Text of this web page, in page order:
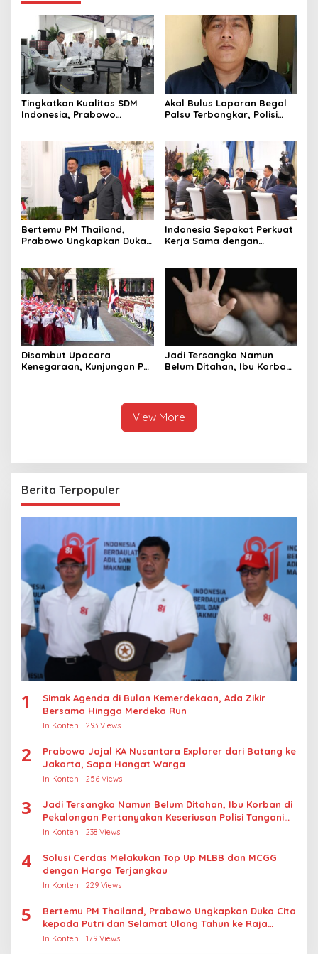
Tingkatkan Kualitas SDM
Indonesia, Prabowo
Terbaik Dunia
Akal Bulus Laporan Begal
Palsu Terbongkar, Polisi
Bertemu PM Thailand,
Prabowo Ungkapkan Duka
Raja Thailand
Indonesia Sepakat Perkuat
Kerja Sama dengan
Disambut Upacara
Kenegaraan, Kunjungan PM
Jadi Tersangka Namun
Belum Ditahan, Ibu Korban
Kasus Rudapksa Sampai
Anaknya Hamil
View More
Berita Terpopuler
1
Simak Agenda di Bulan Kemerdekaan, Ada Zikir
Bersama Hingga Merdeka Run
In Konten 293 Views
2
Prabowo Jajal KA Nusantara Explorer dari Batang ke
Jakarta, Sapa Hangat Warga
In Konten 256 Views
3
Jadi Tersangka Namun Belum Ditahan, Ibu Korban di
Pekalongan Pertanyakan Keseriusan Polisi Tangani
Kasus Rudapksa Sampai Anaknya Hamil
In Konten 238 Views
4
Solusi Cerdas Melakukan Top Up MLBB dan MCGG
dengan Harga Terjangkau
In Konten 229 Views
5
Bertemu PM Thailand, Prabowo Ungkapkan Duka Cita
kepada Putri dan Selamat Ulang Tahun ke Raja
Thailand
In Konten 179 Views